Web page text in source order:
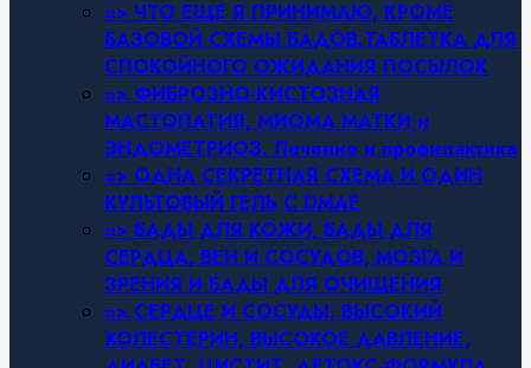
=> ЧТО ЕЩЕ Я ПРИНИМАЮ, КРОМЕ
БАЗОВОЙ СХЕМЫ БАДОВ.ТАБЛЕТКА ДЛЯ
СПОКОЙНОГО ОЖИДАНИЯ ПОСЫЛОК
=> ФИБРОЗНО-КИСТОЗНАЯ
МАСТОПАТИЯ, МИОМА МАТКИ и
ЭНДОМЕТРИОЗ. Лечение и профилактика
=> ОДНА СЕКРЕТНАЯ СХЕМА И ОДИН
КУЛЬТОВЫЙ ГЕЛЬ С DMAE
=> БАДЫ ДЛЯ КОЖИ, БАДЫ ДЛЯ
СЕРДЦА, ВЕН И СОСУДОВ, МОЗГА И
ЗРЕНИЯ И БАДЫ ДЛЯ ОЧИЩЕНИЯ
=> СЕРДЦЕ И СОСУДЫ, ВЫСОКИЙ
ХОЛЕСТЕРИН, ВЫСОКОЕ ДАВЛЕНИЕ,